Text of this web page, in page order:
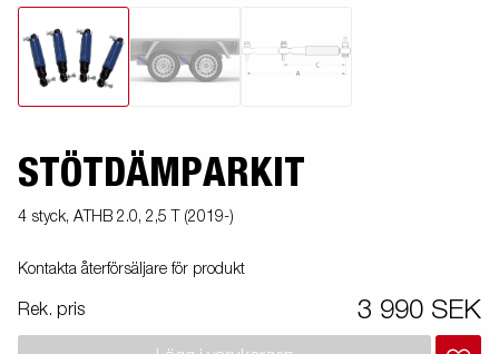
STÖTDÄMPARKIT
4 styck, ATHB 2.0, 2,5 T (2019-)
Kontakta återförsäljare för produkt
Rek. pris 3 990 SEK